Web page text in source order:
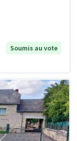
Soumis au vote